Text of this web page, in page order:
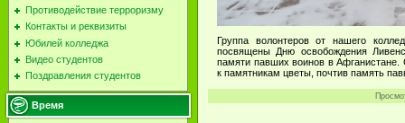
Противодействие терроризму
Контакты и реквизиты
Юбилей колледжа
Видео студентов
Поздравления студентов
Время
Группа волонтеров от нашего
посвящены Дню освобождения
памяти павших воинов в
к памятникам цветы, почтив память